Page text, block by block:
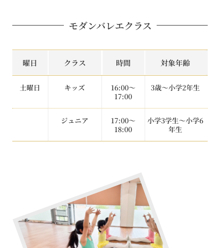
モダンバレエクラス
曜日 クラス 時間 対象年齢
土曜日 キッズ
16:00～
17:00
3歳～小学2年生
ジュニア
17:00～
18:00
小学3学生～小学6
年生